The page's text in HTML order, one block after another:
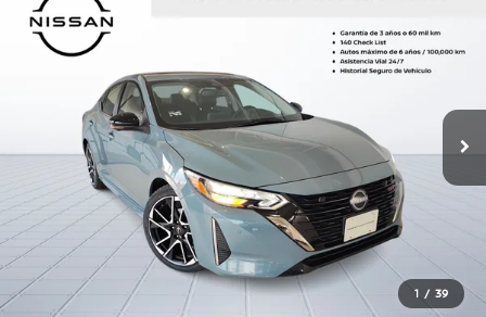
1 / 39